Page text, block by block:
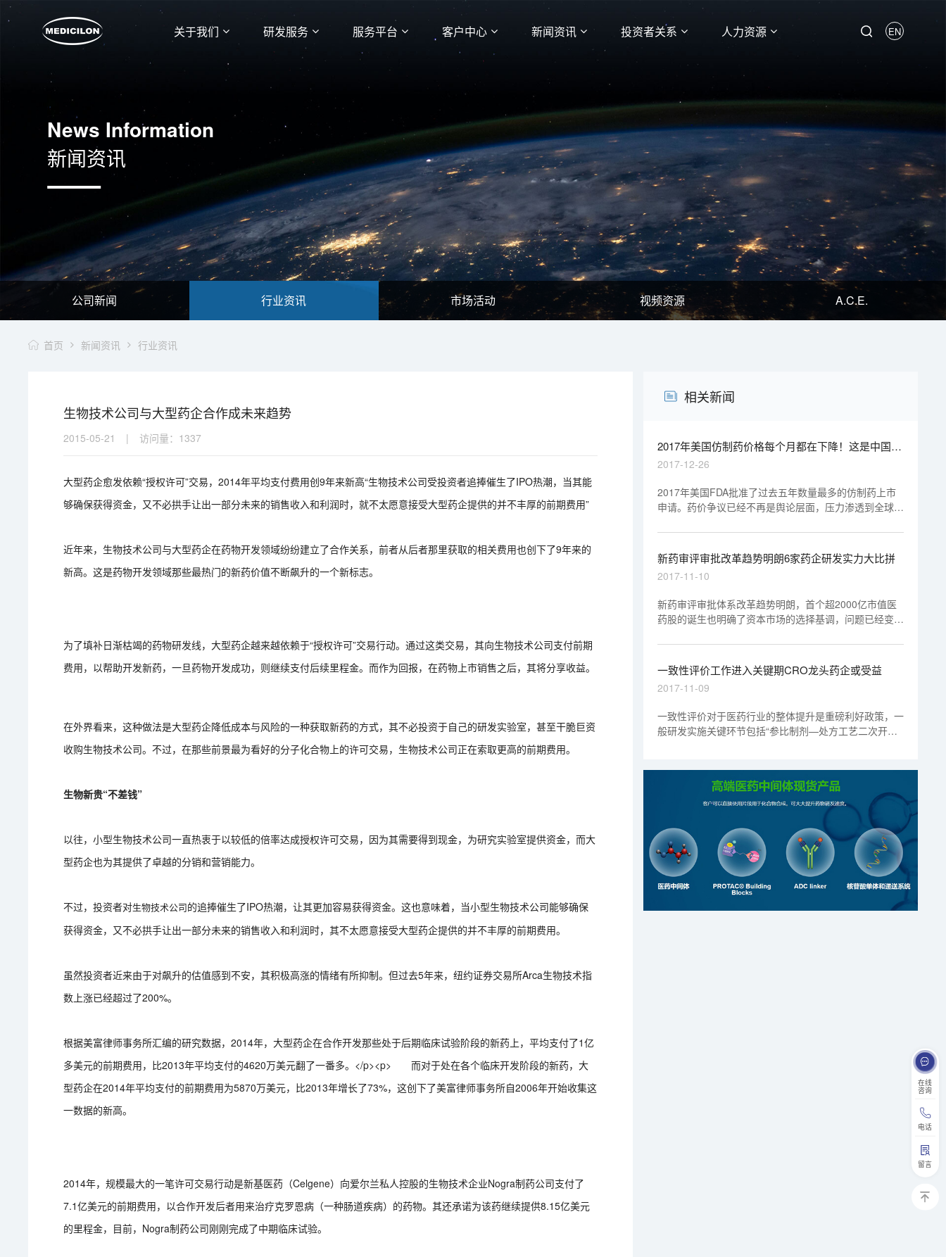
关于我们 研发服务 服务平台 客户中心 新闻资讯 投资者关系 人力资源 EN
在线
咨询
电话
留言
News Information
新闻资讯
公司新闻 行业资讯 市场活动 视频资源 A.C.E.
首页 新闻资讯 行业资讯
生物技术公司与大型药企合作成未来趋势
2015-05-21 | 访问量： 1337
大型药企愈发依赖“授权许可”交易，2014年平均支付费用创9年来新高“生物技术公司受投资者追捧催生了IPO热潮，当其能
够确保获得资金，又不必拱手让出一部分未来的销售收入和利润时，就不太愿意接受大型药企提供的并不丰厚的前期费用”
近年来，生物技术公司与大型药企在药物开发领域纷纷建立了合作关系，前者从后者那里获取的相关费用也创下了9年来的
新高。这是药物开发领域那些最热门的新药价值不断飙升的一个新标志。
为了填补日渐枯竭的药物研发线，大型药企越来越依赖于“授权许可”交易行动。通过这类交易，其向生物技术公司支付前期
费用，以帮助开发新药，一旦药物开发成功，则继续支付后续里程金。而作为回报，在药物上市销售之后，其将分享收益。
在外界看来，这种做法是大型药企降低成本与风险的一种获取新药的方式，其不必投资于自己的研发实验室，甚至干脆巨资
收购生物技术公司。不过，在那些前景最为看好的分子化合物上的许可交易，生物技术公司正在索取更高的前期费用。
生物新贵“不差钱”
以往，小型生物技术公司一直热衷于以较低的倍率达成授权许可交易，因为其需要得到现金，为研究实验室提供资金，而大
型药企也为其提供了卓越的分销和营销能力。
不过，投资者对生物技术公司的追捧催生了IPO热潮，让其更加容易获得资金。这也意味着，当小型生物技术公司能够确保
获得资金，又不必拱手让出一部分未来的销售收入和利润时，其不太愿意接受大型药企提供的并不丰厚的前期费用。
虽然投资者近来由于对飙升的估值感到不安，其积极高涨的情绪有所抑制。但过去5年来，纽约证券交易所Arca生物技术指
数上涨已经超过了200%。
根据美富律师事务所汇编的研究数据，2014年，大型药企在合作开发那些处于后期临床试验阶段的新药上，平均支付了1亿
多美元的前期费用，比2013年平均支付的4620万美元翻了一番多。</p><p> 而对于处在各个临床开发阶段的新药，大
型药企在2014年平均支付的前期费用为5870万美元，比2013年增长了73%，这创下了美富律师事务所自2006年开始收集这
一数据的新高。
2014年，规模最大的一笔许可交易行动是新基医药（Celgene）向爱尔兰私人控股的生物技术企业Nogra制药公司支付了
7.1亿美元的前期费用，以合作开发后者用来治疗克罗恩病（一种肠道疾病）的药物。其还承诺为该药继续提供8.15亿美元
的里程金，目前，Nogra制药公司刚刚完成了中期临床试验。
相关新闻
2017年美国仿制药价格每个月都在下降！这是中国药
企的机会还是灾难？
2017-12-26
2017年美国FDA批准了过去五年数量最多的仿制药上市
申请。药价争议已经不再是舆论层面，压力渗透到全球仿
制药。对于跃跃欲试的中国药企来说，这是增大了机会？
还是也要挨刀？
新药审评审批改革趋势明朗6家药企研发实力大比拼
2017-11-10
新药审评审批体系改革趋势明朗，首个超2000亿市值医
药股的诞生也明确了资本市场的选择基调，问题已经变成
科技蓝筹是什么样的?这6家企业又是如何布局研发的?
一致性评价工作进入关键期CRO龙头药企或受益
2017-11-09
一致性评价对于医药行业的整体提升是重磅利好政策，一
般研发实施关键环节包括“参比制剂—处方工艺二次开发